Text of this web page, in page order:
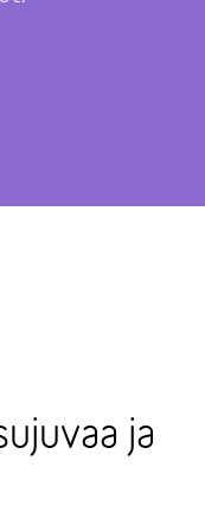
ja